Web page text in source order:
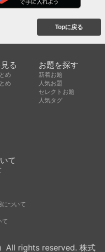
Topに戻る
る
め
め
お題を探す
新着お題
人気お題
セレクトお題
人気タグ
て
について
て
All rights reserved. 株式